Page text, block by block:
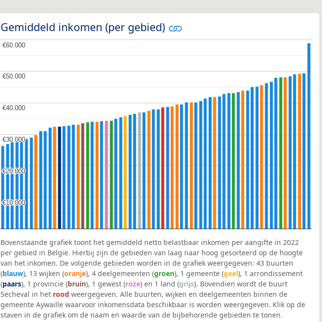
Gemiddeld inkomen (per gebied)
€10.000
€10.000
€20.000
€20.000
€30.000
€30.000
€40.000
€40.000
€50.000
€50.000
€60.000
€60.000
Bovenstaande grafiek toont het gemiddeld netto belastbaar inkomen per aangifte in 2022
per gebied in België. Hierbij zijn de gebieden van laag naar hoog gesorteerd op de hoogte
van het inkomen. De volgende gebieden worden in de grafiek weergegeven: 43 buurten
(blauw), 13 wijken (oranje), 4 deelgemeenten (groen), 1 gemeente (geel), 1 arrondissement
(paars), 1 provincie (bruin), 1 gewest (roze) en 1 land (grijs). Bovendien wordt de buurt
Secheval in het rood weergegeven. Alle buurten, wijken en deelgemeenten binnen de
gemeente Aywaille waarvoor inkomensdata beschikbaar is worden weergegeven. Klik op de
staven in de grafiek om de naam en waarde van de bijbehorende gebieden te tonen.